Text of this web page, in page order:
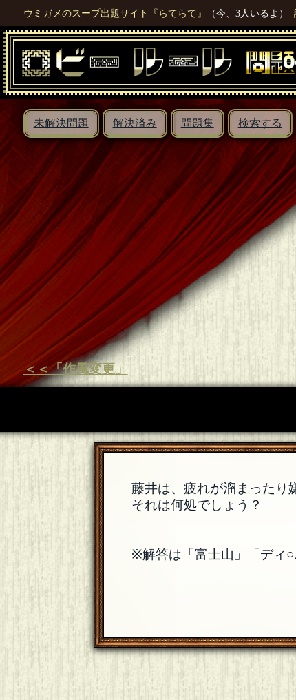
ウミガメのスープ出題サイト『らてらて』 （今、3人いるよ）
未解決問題 解決済み 問題集 検索する
＜＜「作風変更」
藤井は、疲れが溜まったり
それは何処でしょう？
※解答は「富士山」「ディ○